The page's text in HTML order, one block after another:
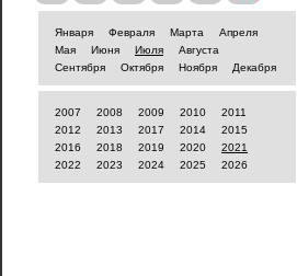
Января Февраля Марта
Апреля
Мая
Июня Июля
Августа
Сентября
Октября Ноября Декабря
2007 2008 2009 2010
2011
2012
2013 2017 2014
2015
2016
2018 2019 2020
2021
2022
2023 2024 2025 2026